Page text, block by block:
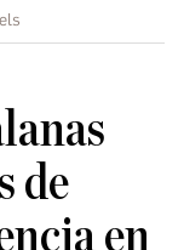
de
en